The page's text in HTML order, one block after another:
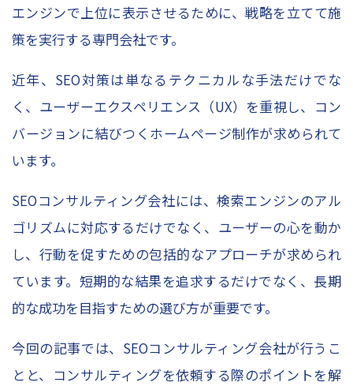
HOME
会社概要
コンサルタント紹介
採用情報
お問い合わせ
資料請求申し込み
スポット診断お申込み
レポーティングサービスお申込み
Column
コラムトップ
– SEO対策
エンジンで上位に表示させるために、戦略を立てて施
策を実行する専門会社です。
近年、SEO対策は単なるテクニカルな手法だけでな
く、ユーザーエクスペリエンス（UX）を重視し、コン
バージョンに結びつくホームページ制作が求められて
います。
SEOコンサルティング会社には、検索エンジンのアル
ゴリズムに対応するだけでなく、ユーザーの心を動か
し、行動を促すための包括的なアプローチが求められ
ています。短期的な結果を追求するだけでなく、長期
的な成功を目指すための選び方が重要です。
今回の記事では、SEOコンサルティング会社が行うこ
とと、コンサルティングを依頼する際のポイントを解